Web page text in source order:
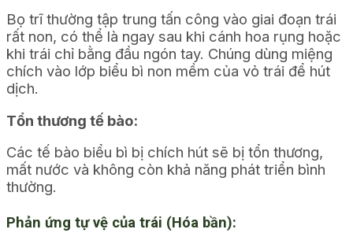
Bọ trĩ thường tập trung tấn công vào giai đoạn trái
rất non, có thể là ngay sau khi cánh hoa rụng hoặc
khi trái chỉ bằng đầu ngón tay. Chúng dùng miệng
chích vào lớp biểu bì non mềm của vỏ trái để hút
dịch.
Tổn thương tế bào:
Các tế bào biểu bì bị chích hút sẽ bị tổn thương,
mất nước và không còn khả năng phát triển bình
thường.
Phản ứng tự vệ của trái (Hóa bần):